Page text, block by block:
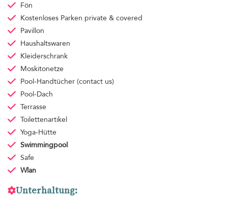
Fön
Kostenloses Parken private & covered
Pavillon
Haushaltswaren
Kleiderschrank
Moskitonetze
Pool-Handtücher (contact us)
Pool-Dach
Terrasse
Toilettenartikel
Yoga-Hütte
Swimmingpool
Safe
Wlan
Unterhaltung: